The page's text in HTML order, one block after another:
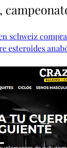
schweiz
esteroides